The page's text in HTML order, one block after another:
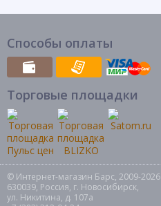
Способы оплаты
Торговые площадки
© Интернет-магазин Барс, 2009-2026
630039, Россия, г. Новосибирск,
ул. Никитина, д. 107а